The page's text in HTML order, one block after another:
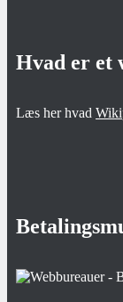
Hvad er et
Læs her hvad